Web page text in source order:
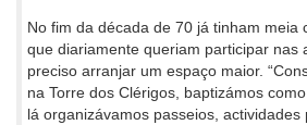
No fim da década de 70 já tinham meia
que diariamente queriam participar nas
preciso arranjar um espaço maior.
na Torre dos Clérigos, baptizámos
lá organizávamos passeios, actividades